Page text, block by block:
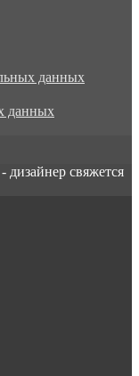
данных
данных
дизайнер свяжется